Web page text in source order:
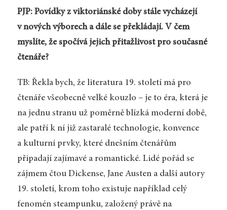
PJP: Povídky z viktoriánské doby stále vycházejí
v nových výborech a dále se překládají. V čem
myslíte, že spočívá jejich přitažlivost pro současné
čtenáře?
TB: Řekla bych, že literatura 19. století má pro
čtenáře všeobecně velké kouzlo – je to éra, která je
na jednu stranu už poměrně blízká moderní době,
ale patří k ní již zastaralé technologie, konvence
a kulturní prvky, které dnešním čtenářům
připadají zajímavé a romantické. Lidé pořád se
zájmem čtou Dickense, Jane Austen a další autory
19. století, krom toho existuje například celý
fenomén steampunku, založený právě na